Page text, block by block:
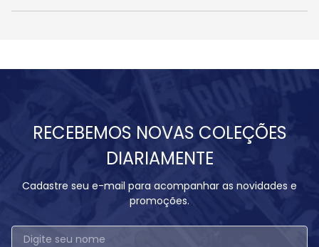
RECEBEMOS NOVAS COLEÇÕES
DIARIAMENTE
Cadastre seu e-mail para acompanhar as novidades e
promoções.